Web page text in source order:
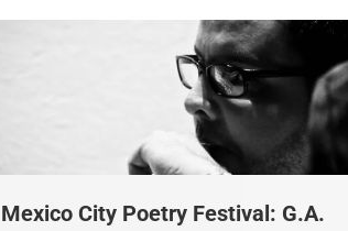
Mexico City Poetry Festival: G.A.